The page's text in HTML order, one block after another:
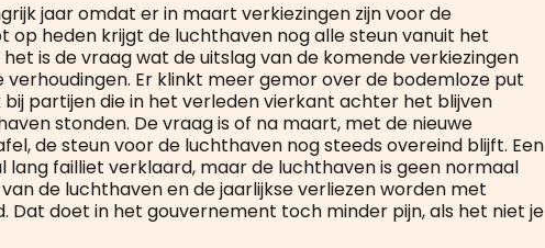
jaar omdat er in maart verkiezingen zijn voor de
op heden krijgt de luchthaven nog alle steun vanuit het
is de vraag wat de uitslag van de komende verkiezingen
Er klinkt meer gemor over de bodemloze put
bij partijen die in het verleden vierkant achter het blijven
stonden. De vraag is of na maart, met de nieuwe
de steun voor de luchthaven nog steeds overeind blijft. Een
lang failliet verklaard, maar de luchthaven is geen normaal
de luchthaven en de jaarlijkse verliezen worden met
Dat doet in het gouvernement toch minder pijn, als het niet je